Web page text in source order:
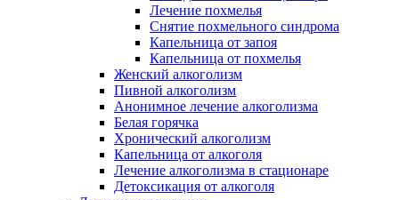
Лечение похмелья
Снятие похмельного синдрома
Капельница от запоя
Капельница от похмелья
Женский алкоголизм
Пивной алкоголизм
Анонимное лечение алкоголизма
Белая горячка
Хронический алкоголизм
Капельница от алкоголя
Лечение алкоголизма в стационаре
Детоксикация от алкоголя